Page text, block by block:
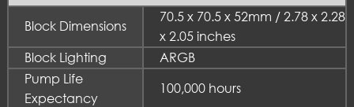
Block Dimensions
70.5 x 70.5 x 52mm / 2.78 x 2.28
x 2.05 inches
Block Lighting
ARGB
Pump Life
Expectancy
100,000 hours